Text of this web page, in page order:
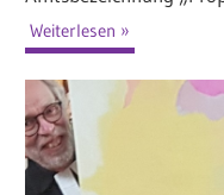
Weiterlesen